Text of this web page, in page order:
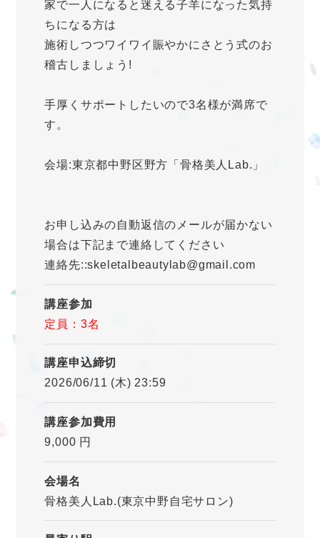
家で一人になると迷える子羊になった気持
ちになる方は
施術しつつワイワイ賑やかにさとう式のお
稽古しましょう!
手厚くサポートしたいので3名様が満席で
す。
会場:東京都中野区野方「骨格美人Lab.」
お申し込みの自動返信のメールが届かない
場合は下記まで連絡してください
連絡先::skeletalbeautylab@gmail.com
講座参加
定員：3名
講座申込締切
2026/06/11 (木) 23:59
講座参加費用
9,000 円
会場名
骨格美人Lab.(東京中野自宅サロン)